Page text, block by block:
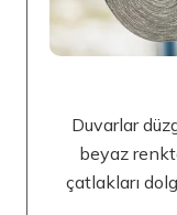
Duvarlar
beyaz
çatlakları